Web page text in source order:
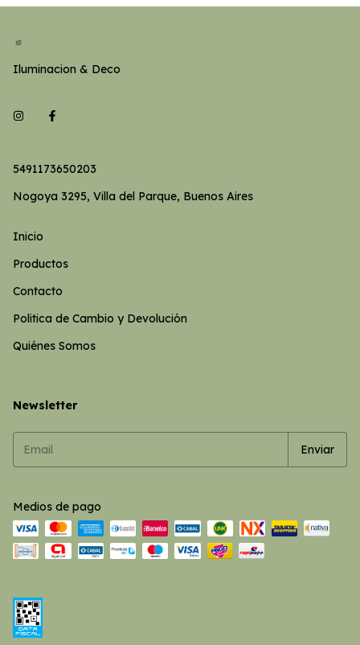
Iluminacion & Deco
5491173650203
Nogoya 3295, Villa del Parque, Buenos Aires
Inicio
Productos
Contacto
Politica de Cambio y Devolución
Quiénes Somos
Newsletter
Medios de pago